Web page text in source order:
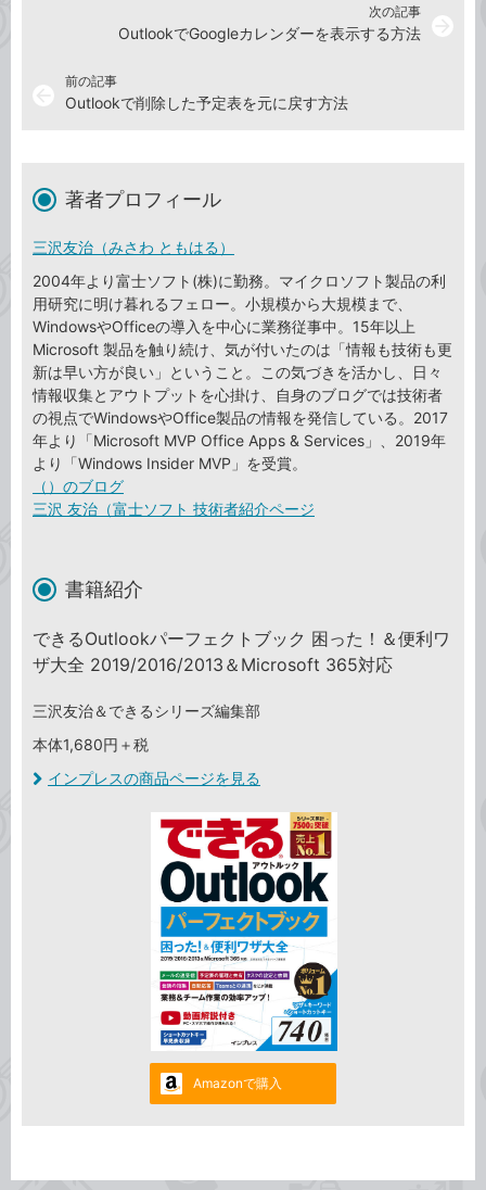
前の記事
Outlookで削除した予定表を元に戻す方法
次の記事
OutlookでGoogleカレンダーを表示する方法
著者プロフィール
三沢友治（みさわ ともはる）
2004年より富士ソフト(株)に勤務。マイクロソフト製品の利
用研究に明け暮れるフェロー。小規模から大規模まで、
WindowsやOfficeの導入を中心に業務従事中。15年以上
Microsoft 製品を触り続け、気が付いたのは「情報も技術も更
新は早い方が良い」ということ。この気づきを活かし、日々
情報収集とアウトプットを心掛け、自身のブログでは技術者
の視点でWindowsやOffice製品の情報を発信している。2017
年より「Microsoft MVP Office Apps & Services」、2019年
より「Windows Insider MVP」を受賞。
（）のブログ
三沢 友治（富士ソフト 技術者紹介ページ
書籍紹介
できるOutlookパーフェクトブック 困った！＆便利ワ
ザ大全 2019/2016/2013＆Microsoft 365対応
三沢友治＆できるシリーズ編集部
本体1,680円＋税
インプレスの商品ページを見る
Amazonで購入